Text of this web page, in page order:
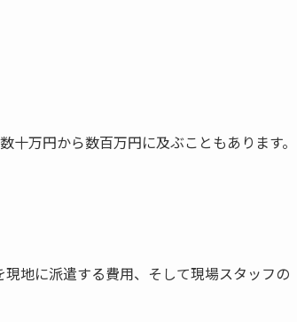
万円から数百万円に及ぶこともあります。
地に派遣する費用、そして現場スタッフの